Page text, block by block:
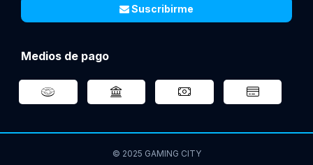
Suscribirme
Medios de pago
© 2025 GAMING CITY